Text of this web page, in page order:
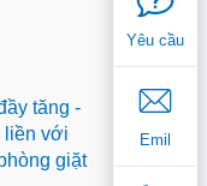
tăng -
liền với
giặt
Yêu cầu
Emil